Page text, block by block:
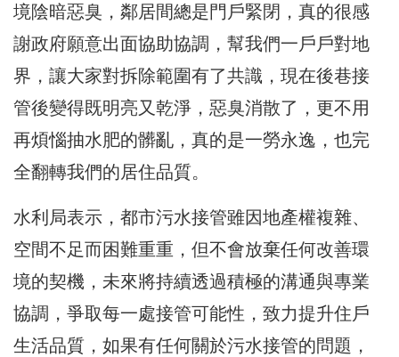
境陰暗惡臭，鄰居間總是門戶緊閉，真的很感
謝政府願意出面協助協調，幫我們一戶戶對地
界，讓大家對拆除範圍有了共識，現在後巷接
管後變得既明亮又乾淨，惡臭消散了，更不用
再煩惱抽水肥的髒亂，真的是一勞永逸，也完
全翻轉我們的居住品質。
水利局表示，都市污水接管雖因地產權複雜、
空間不足而困難重重，但不會放棄任何改善環
境的契機，未來將持續透過積極的溝通與專業
協調，爭取每一處接管可能性，致力提升住戶
生活品質，如果有任何關於污水接管的問題，